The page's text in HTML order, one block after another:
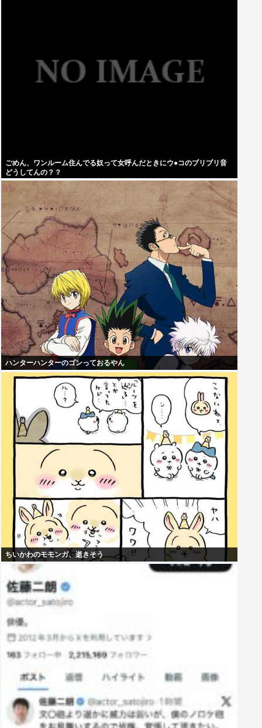
ごめん、ワンルーム住んでる奴って女呼んだときにウ●コのブリブリ音
どうしてんの？？
ハンターハンターのゴンっておるやん
ちいかわのモモンガ、逝きそう